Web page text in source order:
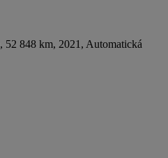
, 52 848 km, 2021, Automatická